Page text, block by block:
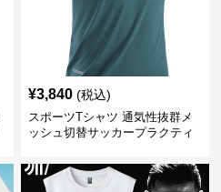
¥3,840 (税込)
スポーツTシャツ 通気性抜群メ
ッシュ切替サッカープラクティ